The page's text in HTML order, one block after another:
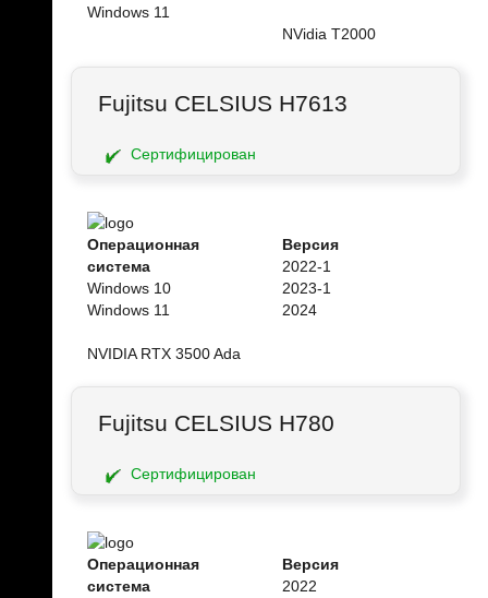
Windows 11
NVidia T2000
Fujitsu CELSIUS H7613
Сертифицирован
Операционная
система
Windows 10
Windows 11
Версия
2022-1
2023-1
2024
NVIDIA RTX 3500 Ada
Fujitsu CELSIUS H780
Сертифицирован
Операционная
система
Версия
2022